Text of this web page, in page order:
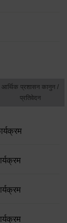
आर्थिक प्रशासन कानुन /
प्रतिवेदन